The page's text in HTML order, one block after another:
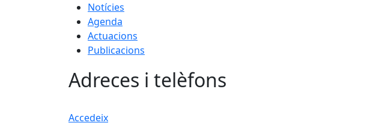
Notícies
Agenda
Actuacions
Publicacions
Adreces i telèfons
Accedeix